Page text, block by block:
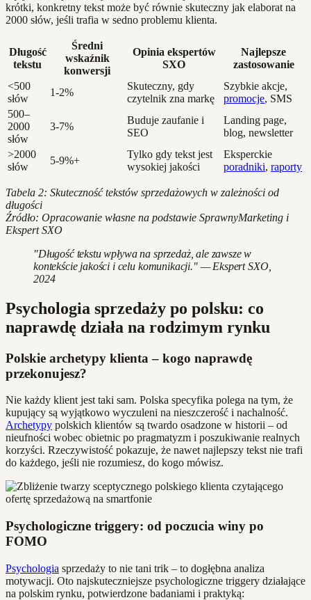
krótki, konkretny tekst może być równie skuteczny jak elaborat na
2000 słów, jeśli trafia w sedno problemu klienta.
Długość
tekstu
Średni
wskaźnik
konwersji
Opinia ekspertów
SXO
Najlepsze
zastosowanie
<500
słów
1-2%
Skuteczny, gdy
czytelnik zna markę
Szybkie akcje,
promocje, SMS
500–
2000
słów
3-7%
Buduje zaufanie i
SEO
Landing page,
blog, newsletter
>2000
słów
5-9%+
Tylko gdy tekst jest
wysokiej jakości
Eksperckie
poradniki, raporty
Tabela 2: Skuteczność tekstów sprzedażowych w zależności od
długości
Źródło: Opracowanie własne na podstawie SprawnyMarketing i
Ekspert SXO
"Długość tekstu wpływa na sprzedaż, ale zawsze w
kontekście jakości i celu komunikacji." — Ekspert SXO,
2024
Psychologia sprzedaży po polsku: co
naprawdę działa na rodzimym rynku
Polskie archetypy klienta – kogo naprawdę
przekonujesz?
Nie każdy klient jest taki sam. Polska specyfika polega na tym, że
kupujący są wyjątkowo wyczuleni na nieszczerość i nachalność.
Archetypy polskich klientów są twardo osadzone w historii – od
nieufności wobec obietnic po pragmatyzm i poszukiwanie realnych
korzyści. Rzeczywistość pokazuje, że nawet najlepszy tekst nie trafi
do każdego, jeśli nie rozumiesz, do kogo mówisz.
Psychologiczne triggery: od poczucia winy po
FOMO
Psychologia sprzedaży to nie tani trik – to dogłębna analiza
motywacji. Oto najskuteczniejsze psychologiczne triggery działające
na polskim rynku, potwierdzone badaniami i praktyką: